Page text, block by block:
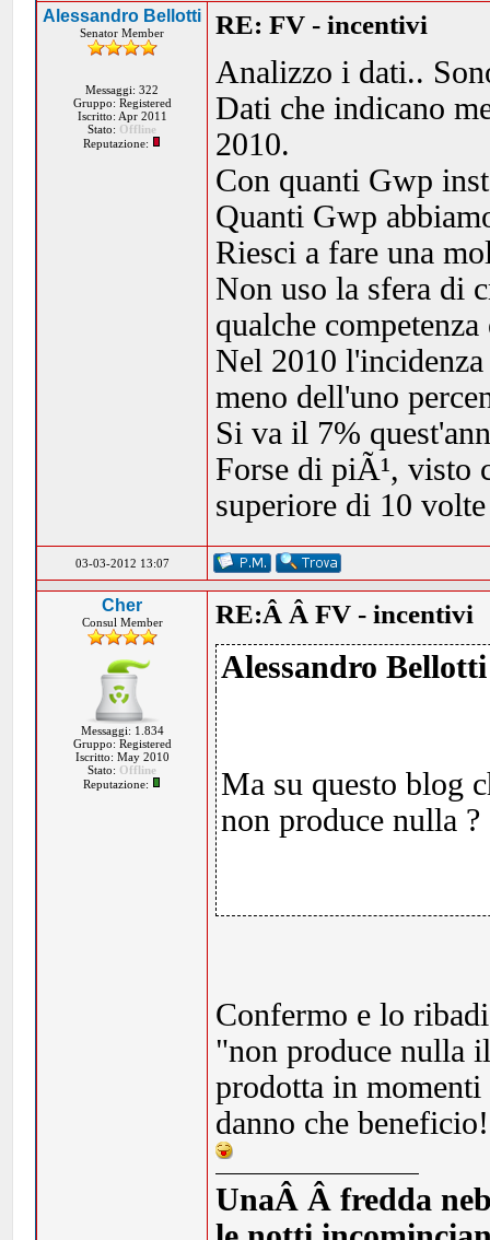
Alessandro Bellotti
Senator Member
Messaggi: 322
Gruppo: Registered
Iscritto: Apr 2011
Stato: Offline
Reputazione:
RE: FV - incentivi
Analizzo i dati..
Dati che indicano
2010.
Con quanti Gwp
Quanti Gwp
Riesci a fare una
Non uso la sfera di
qualche
Nel 2010
meno dell'uno
Si va il 7%
Forse di piÃ¹, visto
superiore di 10
03-03-2012 13:07
Cher
Consul Member
Messaggi: 1.834
Gruppo: Registered
Iscritto: May 2010
Stato: Offline
Reputazione:
RE:Â Â FV - incentivi
Alessandro
Ma su questo blog
non produce nulla ?
Confermo e lo
"non produce nulla
prodotta in
danno che beneficio!
UnaÂ Â fredda